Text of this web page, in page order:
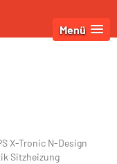
Menü
X-Tronic N-Design
Sitzheizung